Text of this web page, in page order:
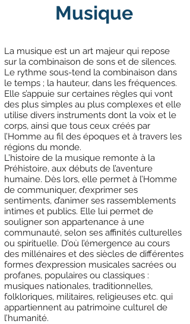
Musique
La musique est un art majeur qui repose
sur la combinaison de sons et de silences.
Le rythme sous-tend la combinaison dans
le temps ; la hauteur, dans les fréquences.
Elle s’appuie sur certaines règles qui vont
des plus simples au plus complexes et elle
utilise divers instruments dont la voix et le
corps, ainsi que tous ceux créés par
l’Homme au fil des époques et à travers les
régions du monde.
L’histoire de la musique remonte à la
Préhistoire, aux débuts de l’aventure
humaine. Dès lors, elle permet à l’Homme
de communiquer, d’exprimer ses
sentiments, d’animer ses rassemblements
intimes et publics. Elle lui permet de
souligner son appartenance à une
communauté, selon ses affinités culturelles
ou spirituelle. D’où l’émergence au cours
des millénaires et des siècles de différentes
formes d’expression musicales sacrées ou
profanes, populaires ou classiques :
musiques nationales, traditionnelles,
folkloriques, militaires, religieuses etc. qui
appartiennent au patrimoine culturel de
l’humanité.